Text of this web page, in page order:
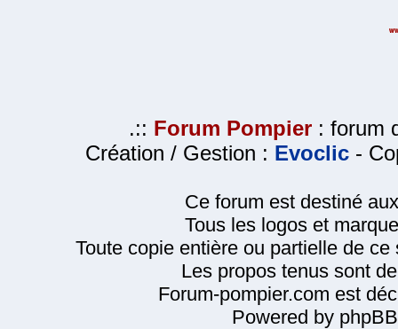
.:: Forum Pompier : forum
Création / Gestion : Evoclic -
Ce forum est destiné
Tous les logos et
Toute copie entière ou partielle de
Les propos tenus sont
Forum-pompier.com est
Powered by